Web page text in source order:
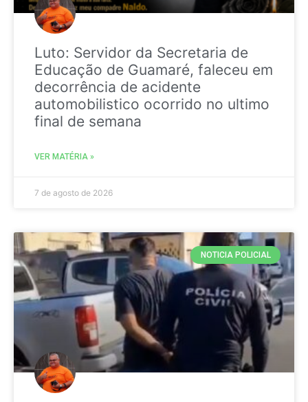
Luto: Servidor da Secretaria de
Educação de Guamaré, faleceu em
decorrência de acidente
automobilistico ocorrido no ultimo
final de semana
VER MATÉRIA »
7 de agosto de 2026
NOTICIA POLICIAL